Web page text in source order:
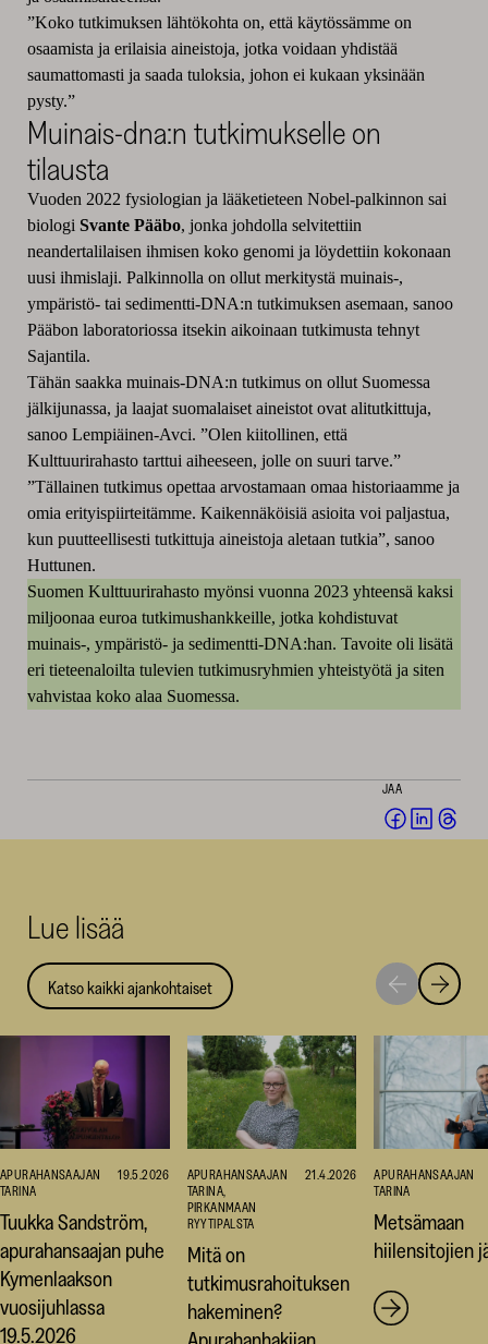
”Koko tutkimuksen lähtökohta on, että käytössämme on
osaamista ja erilaisia aineistoja, jotka voidaan yhdistää
saumattomasti ja saada tuloksia, johon ei kukaan yksinään
pysty.”
Muinais-dna:n tutkimukselle on
tilausta
Vuoden 2022 fysiologian ja lääketieteen Nobel-palkinnon sai
biologi Svante Pääbo, jonka johdolla selvitettiin
neandertalilaisen ihmisen koko genomi ja löydettiin kokonaan
uusi ihmislaji. Palkinnolla on ollut merkitystä muinais-,
ympäristö- tai sedimentti-DNA:n tutkimuksen asemaan, sanoo
Pääbon laboratoriossa itsekin aikoinaan tutkimusta tehnyt
Sajantila.
Tähän saakka muinais-DNA:n tutkimus on ollut Suomessa
jälkijunassa, ja laajat suomalaiset aineistot ovat alitutkittuja,
sanoo Lempiäinen-Avci. ”Olen kiitollinen, että
Kulttuurirahasto tarttui aiheeseen, jolle on suuri tarve.”
”Tällainen tutkimus opettaa arvostamaan omaa historiaamme ja
omia erityispiirteitämme. Kaikennäköisiä asioita voi paljastua,
kun puutteellisesti tutkittuja aineistoja aletaan tutkia”, sanoo
Huttunen.
Suomen Kulttuurirahasto myönsi vuonna 2023 yhteensä kaksi
miljoonaa euroa tutkimushankkeille, jotka kohdistuvat
muinais-, ympäristö- ja sedimentti-DNA:han. Tavoite oli lisätä
eri tieteenaloilta tulevien tutkimusryhmien yhteistyötä ja siten
vahvistaa koko alaa Suomessa.
JAA
Jaa Jaa
Lue lisää
Katso kaikki ajankohtaiset
Siirry
seuraavaan
Siirry
APURAHANSAAJAN
TARINA
19.5.2026
Tuukka Sandström,
apurahansaajan puhe
Kymenlaakson
vuosijuhlassa
19.5.2026
APURAHANSAAJAN
TARINA,
PIRKANMAAN
RYYTIPALSTA
21.4.2026
Mitä on
tutkimusrahoituksen
hakeminen?
APURAHANSAAJAN
TARINA
Metsämaan
hiilensitojien